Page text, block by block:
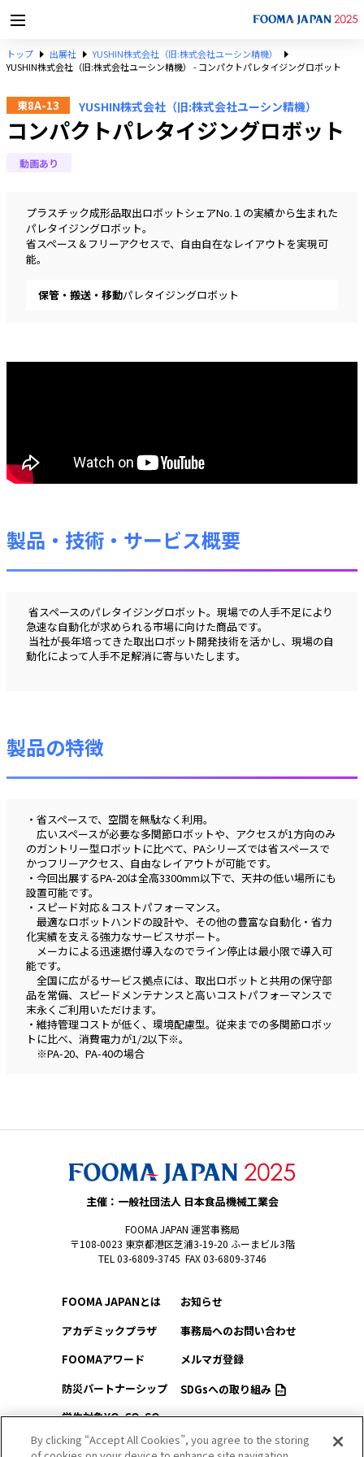
トップ 出展社
YUSHIN株式会社（旧:株式会社ユーシン精機）
YUSHIN株式会社（旧:株式会社ユーシン精機） - コンパクトパレタイジングロボット
東8A-13 YUSHIN株式会社（旧:株式会社ユーシン精機）
コンパクトパレタイジングロボット
動画あり
プラスチック成形品取出ロボットシェアNo.１の実績から生まれた
パレタイジングロボット。
省スペース＆フリーアクセスで、自由自在なレイアウトを実現可
能。
保管・搬送・移動パレタイジングロボット
製品・技術・サービス概要
急速な自動化が求められる市場に向けた商品です。
動化によって人手不足解消に寄与いたします。
製品の特徴
省スペースで、空間を無駄なく利用。
広いスペースが必要な多関節ロボットや、アクセスが1方向のみ
のガントリー型ロボットに比べて、PAシリーズでは省スペースで
かつフリーアクセス、自由なレイアウトが可能です。
今回出展するPA-20は全高3300mm以下で、天井の低い場所にも
設置可能です。
スピード対応＆コストパフォーマンス。
最適なロボットハンドの設計や、その他の豊富な自動化・省力
化実績を支える強力なサービスサポート。
メーカによる迅速据付導入なのでライン停止は最小限で導入可
能です。
全国に広がるサービス拠点には、取出ロボットと共用の保守部
品を常備、スピードメンテナンスと高いコストパフォーマンスで
末永くご利用いただけます。
維持管理コストが低く、環境配慮型。従来までの多関節ロボッ
トに比べ、消費電力が1/2以下※。
※PA-20、PA-40の場合
主催：一般社団法人 日本食品機械工業会
FOOMA JAPAN 運営事務局
〒108-0023 東京都港区芝浦3-19-20 ふーまビル3階
TEL 03-6809-3745 FAX 03-6809-3746
FOOMA JAPANとは
アカデミックプラザ
FOOMAアワード
防災パートナーシップ
学生対象YO-CO-SO
（ようこそ）FOOMA
お知らせ
事務局へのお問い合わせ
メルマガ登録
SDGsへの取り組み
By clicking “Accept All Cookies”, you agree to the storing